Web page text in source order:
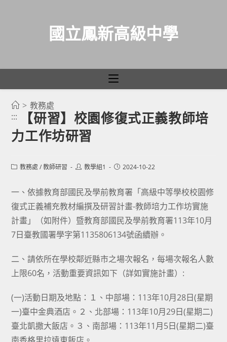
國立鳳新高級中學
> 教務處
:::
【研習】校園修復式正義教師培
力工作坊研習
Post教務處 / 教師研習
Post教學組1
Post2024-10-22
一、依據教育部國民及學前教育署「高級中等學校校園修
復式正義補充教材編撰及研習計畫-教師培力工作坊實施
計畫」（如附件）暨教育部國民及學前教育署113年10月
7日臺教國署學字第1135806134號函續辦。
二、請依所在學校鄰近縣市之場次報名，每場次報名人數
上限60名，活動重要資訊如下（詳如實施計畫）:
(一)活動日期及地點：１、中部場：113年10月28日(星期
一)臺中金典酒店。２、北部場：113年10月29日(星期二)
臺北凱撒大飯店。３、南部場：113年11月5日(星期二)臺